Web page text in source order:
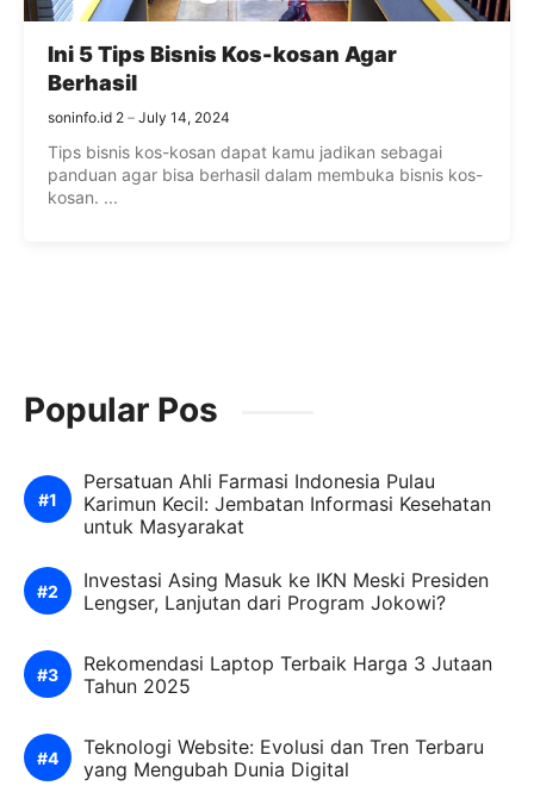
Ini 5 Tips Bisnis Kos-kosan Agar
Berhasil
soninfo.id 2 July 14, 2024
Tips bisnis kos-kosan dapat kamu jadikan sebagai
panduan agar bisa berhasil dalam membuka bisnis kos-
kosan. ...
Popular Pos
Persatuan Ahli Farmasi Indonesia Pulau
Karimun Kecil: Jembatan Informasi Kesehatan
untuk Masyarakat
Investasi Asing Masuk ke IKN Meski Presiden
Lengser, Lanjutan dari Program Jokowi?
Rekomendasi Laptop Terbaik Harga 3 Jutaan
Tahun 2025
Teknologi Website: Evolusi dan Tren Terbaru
yang Mengubah Dunia Digital